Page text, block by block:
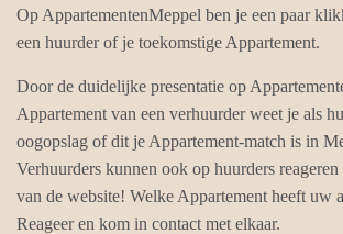
Op AppartementenMeppel ben je een paar
een huurder of je toekomstige Appartement.
Door de duidelijke presentatie op
Appartement van een verhuurder weet je als
oogopslag of dit je Appartement-match is in
Verhuurders kunnen ook op huurders reageren
van de website! Welke Appartement heeft uw
Reageer en kom in contact met elkaar.